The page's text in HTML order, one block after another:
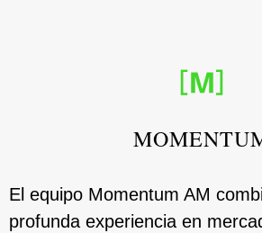
El equipo Momentum AM
profunda experiencia en